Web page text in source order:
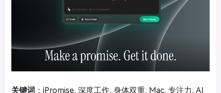
关键词 ：iPromise, 深度工作, 身体双重, Mac, 专注力, AI